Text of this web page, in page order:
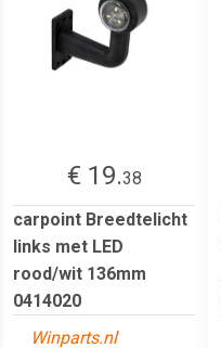
€ 19.38
carpoint Breedtelicht
links met LED
rood/wit 136mm
0414020
Winparts.nl